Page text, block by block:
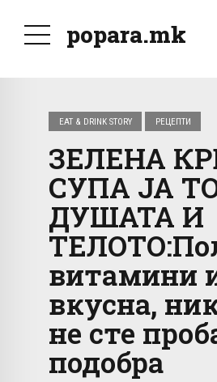
popara.mk
EAT & DRINK STORY РЕЦЕПТИ
ЗЕЛЕНА
СУПА ЈА
ДУШАТА И
витамини
вкусна,
не сте
подобра